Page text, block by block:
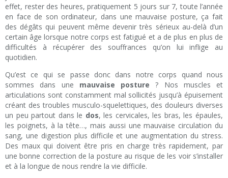
effet, rester des heures, pratiquement 5 jours sur 7, toute l’année
en face de son ordinateur, dans une mauvaise posture, ça fait
des dégâts qui peuvent même devenir très sérieux au-delà d’un
certain âge lorsque notre corps est fatigué et a de plus en plus de
difficultés à récupérer des souffrances qu’on lui inflige au
quotidien.
Qu’est ce qui se passe donc dans notre corps quand nous
sommes dans une mauvaise posture ? Nos muscles et
articulations sont constamment mal sollicités jusqu’à épuisement
créant des troubles musculo-squelettiques, des douleurs diverses
un peu partout dans le dos, les cervicales, les bras, les épaules,
les poignets, à la tête…, mais aussi une mauvaise circulation du
sang, une digestion plus difficile et une augmentation du stress.
Des maux qui doivent être pris en charge très rapidement, par
une bonne correction de la posture au risque de les voir s’installer
et à la longue de nous rendre la vie difficile.